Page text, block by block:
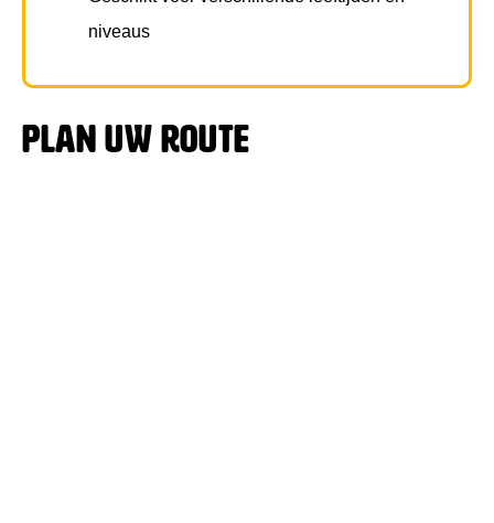
niveaus
Plan uw route